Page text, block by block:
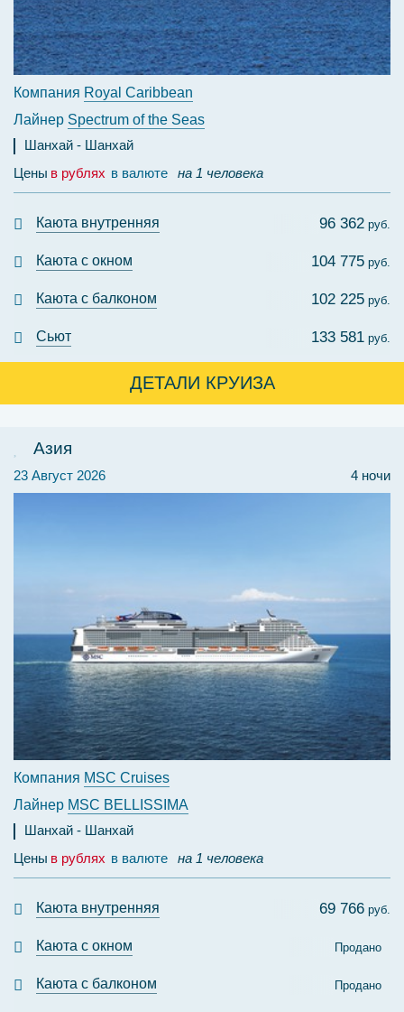
Компания Royal Caribbean
Лайнер Spectrum of the Seas
Шанхай
Шанхай
Цены в рублях в валюте на 1 человека
Каюта внутренняя 96 362 руб.
Каюта с окном 104 775 руб.
Каюта с балконом 102 225 руб.
Сьют 133 581 руб.
ДЕТАЛИ КРУИЗА
Азия
4 ночи
23 Август 2026
Компания MSC Cruises
Лайнер MSC BELLISSIMA
Шанхай
Шанхай
Цены в рублях в валюте на 1 человека
Каюта внутренняя 69 766 руб.
Каюта с окном Продано
Каюта с балконом Продано